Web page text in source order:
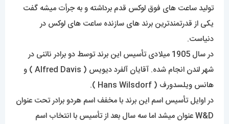
تولید ساعت های فوق لوکس قدم برداشته و به جرأت میشه گفت
یکی از قدرتمندترین برند های سازنده ساعت های لوکس در
دنیاست.
در سال 1905 میلادی تأسیس این برند توسط دو برادر ناتنی در
شهر لندن انجام شده. آقایان آلفرد دیویس ( Alfred Davis ) و
هانس ویلسدورف ( Hans Wilsdorf ).
در اوایل تأسیس اسم این برند با مخفف اسم هردو برادر تحت عنوان
W&D عنوان میشد اما سه سال بعد از تأسیس با انتخاب اسم